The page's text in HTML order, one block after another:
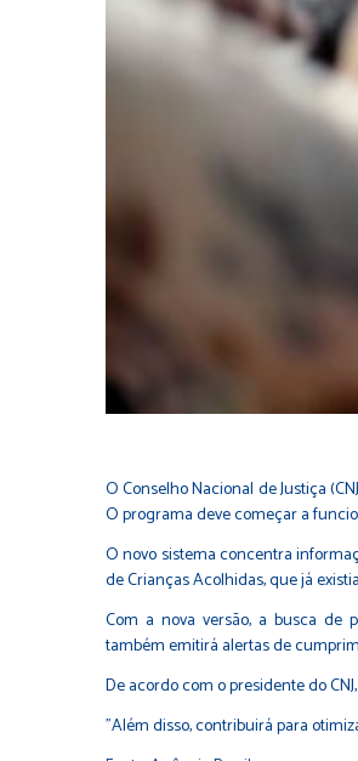
O Conselho Nacional de Justiça
O programa deve começar a
O novo sistema concentra
de Crianças Acolhidas, que já
Com a nova versão, a busca de
também emitirá alertas de
De acordo com o presidente do
"Além disso, contribuirá para